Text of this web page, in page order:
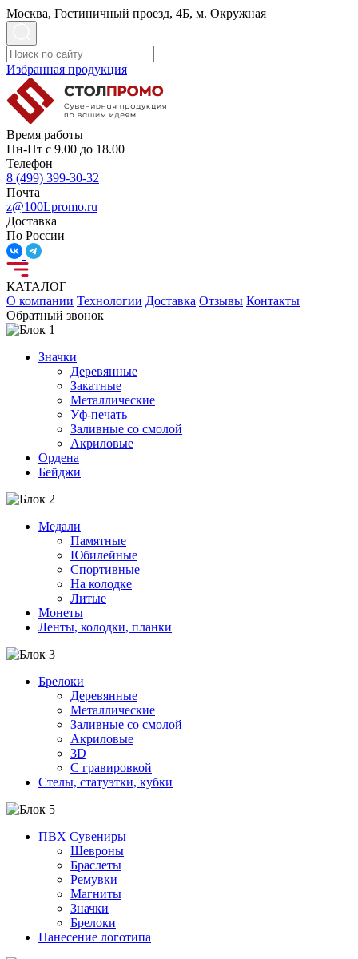
Москва, Гостиничный проезд, 4Б, м. Окружная
Избранная продукция
Время работы
Пн-Пт с 9.00 до 18.00
Телефон
8 (499) 399-30-32
Почта
z@100Lpromo.ru
Доставка
По России
КАТАЛОГ
О компании Технологии Доставка Отзывы Контакты
Обратный звонок
Значки
Деревянные
Закатные
Металлические
Уф-печать
Заливные со смолой
Акриловые
Ордена
Бейджи
Медали
Памятные
Юбилейные
Спортивные
На колодке
Литые
Монеты
Ленты, колодки, планки
Брелоки
Деревянные
Металлические
Заливные со смолой
Акриловые
3D
C гравировкой
Стелы, статуэтки, кубки
ПВХ Сувениры
Шевроны
Браслеты
Ремувки
Магниты
Значки
Брелоки
Нанесение логотипа